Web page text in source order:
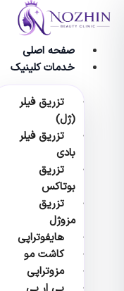
پرش
صفحه اصلی
خدمات کلینیک
تزریق فیلر
(ژل)
تزریق فیلر
بادی
تزریق
بوتاکس
تزریق
مزوژل
هایفوتراپی
کاشت مو
مزوتراپی